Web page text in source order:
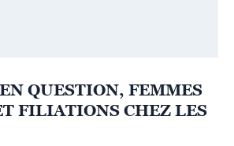
QUESTION, FEMMES
FILIATIONS CHEZ LES